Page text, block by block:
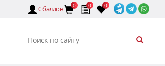
0баллов 0 0 0